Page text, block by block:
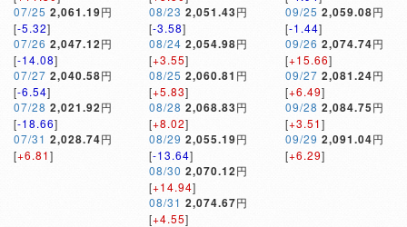
07/25 2,061.19円
[-5.32]
07/26 2,047.12円
[-14.08]
07/27 2,040.58円
[-6.54]
07/28 2,021.92円
[-18.66]
07/31 2,028.74円
[+6.81]
08/23 2,051.43円
[-3.58]
08/24 2,054.98円
[+3.55]
08/25 2,060.81 円
[+5.83]
08/28 2,068.83円
[+8.02]
08/29 2,055.19円
[-13.64]
08/30 2,070.12円
[+14.94]
08/31 2,074.67円
[+4.55]
09/25 2,059.08円
[-1.44]
09/26 2,074.74円
[+15.66]
09/27 2,081.24円
[+6.49]
09/28 2,084.75円
[+3.51]
09/29 2,091.04円
[+6.29]